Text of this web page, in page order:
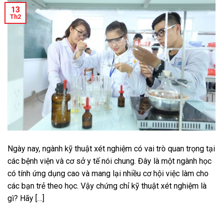
13
Th2
Ngày nay, ngành kỹ thuật xét nghiệm có vai trò quan trọng tại
các bệnh viện và cơ sở y tế nói chung. Đây là một ngành học
có tính ứng dụng cao và mang lại nhiều cơ hội việc làm cho
các bạn trẻ theo học. Vậy chứng chỉ kỹ thuật xét nghiệm là
gì? Hãy […]